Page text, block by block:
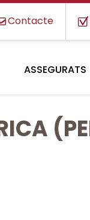
Contacte
ASSEGURATS